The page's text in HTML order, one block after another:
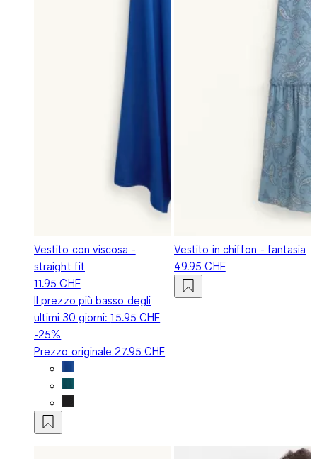
Vestito con viscosa -
straight fit
11.95 CHF
Il prezzo più basso degli
ultimi 30 giorni:15.95 CHF
-25%
Prezzo originale 27.95 CHF
Vestito in chiffon - fantasia
49.95 CHF